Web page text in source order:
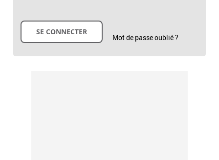
Mot de passe oublié ?